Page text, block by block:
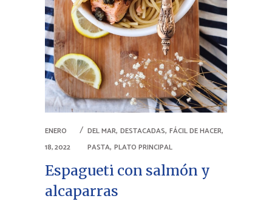
ENERO
18, 2022
DEL MAR, DESTACADAS, FÁCIL DE HACER,
PASTA, PLATO PRINCIPAL
Espagueti con salmón y
alcaparras